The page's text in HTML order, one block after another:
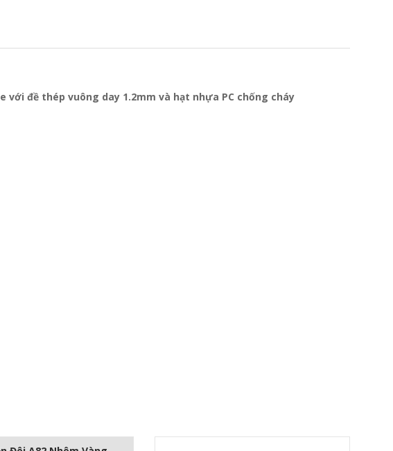
với đề thép vuông day 1.2mm và hạt nhựa PC chống cháy